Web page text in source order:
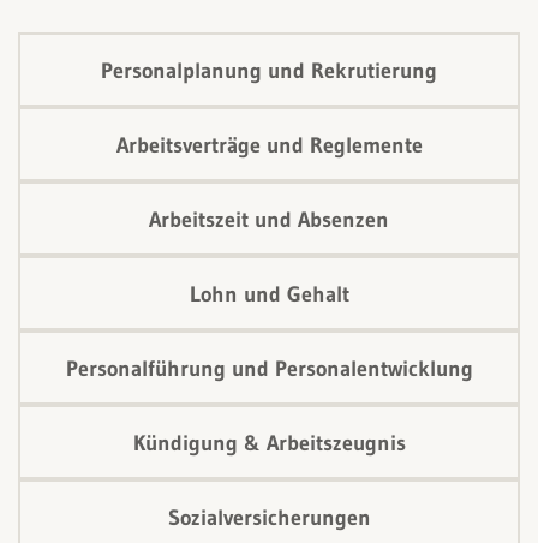
Personalplanung und Rekrutierung
Arbeitsverträge und Reglemente
Arbeitszeit und Absenzen
Lohn und Gehalt
Personalführung und Personalentwicklung
Kündigung & Arbeitszeugnis
Sozialversicherungen